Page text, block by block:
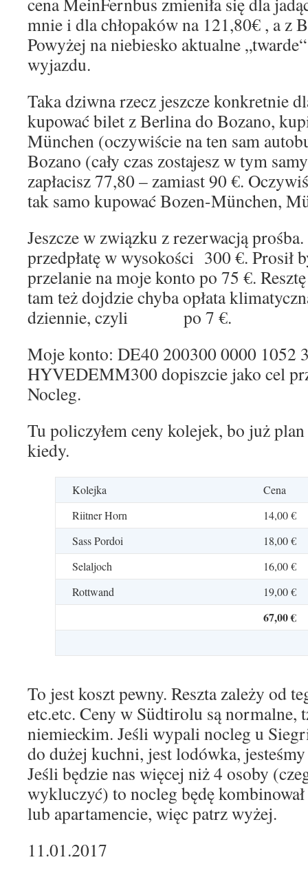
mnie i dla chłopaków na 121,80€ , a z
Powyżej na niebiesko aktualne
wyjazdu.
Taka dziwna rzecz jeszcze konkretnie
kupować bilet z Berlina do Bozano,
München (oczywiście na ten sam
Bozano (cały czas zostajesz w tym
zapłacisz 77,80 – zamiast 90 €.
tak samo kupować Bozen-München,
Jeszcze w związku z rezerwacją
przedpłatę w wysokości 300 €. Prosił
przelanie na moje konto po 75 €.
tam też dojdzie chyba opłata
dziennie, czyli po 7 €.
Moje konto: DE40 200300 0000
HYVEDEMM300 dopiszcie jako cel
Nocleg.
Tu policzyłem ceny kolejek, bo już
kiedy.
Kolejka
Cena
Riitner Horn
14,00 €
Sass Pordoi
18,00 €
Selaljoch
16,00 €
Rottwand
19,00 €
67,00 €
To jest koszt pewny. Reszta zależy od
etc.etc. Ceny w Südtirolu są normalne,
niemieckim. Jeśli wypali nocleg u
do dużej kuchni, jest lodówka,
Jeśli będzie nas więcej niż 4 osoby
wykluczyć) to nocleg będę
lub apartamencie, więc patrz wyżej.
11.01.2017